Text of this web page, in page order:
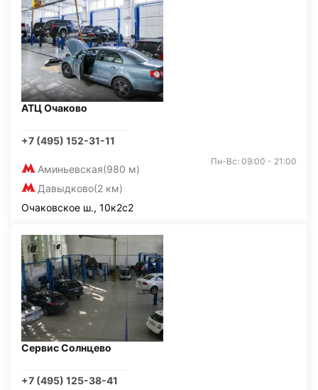
АТЦ Очаково
+7 (495) 152-31-11
Аминьевская(980 м)
Давыдково(2 км)
Пн-Вс: 09:00 - 21:00
Очаковское ш., 10к2с2
Сервис Солнцево
+7 (495) 125-38-41